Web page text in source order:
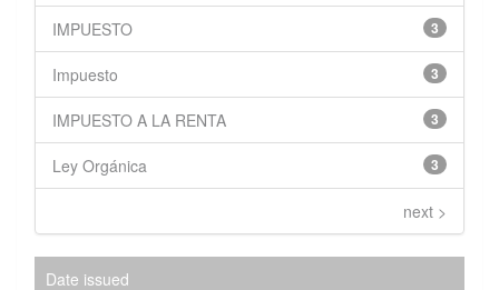
3
IMPUESTO
3
Impuesto
3
IMPUESTO A LA RENTA
3
Ley Orgánica
next >
Date issued